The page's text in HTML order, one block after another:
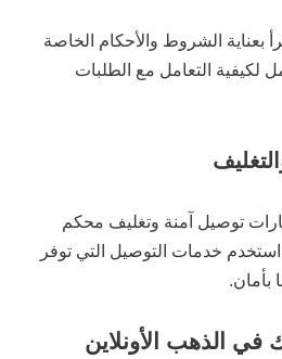
بعناية الشروط والأحكام الخاصة
لكيفية التعامل مع الطلبات
توصيل آمنة وتغليف محكم
خدمات التوصيل التي توفر
بأمان.
في الذهب الأونلاين